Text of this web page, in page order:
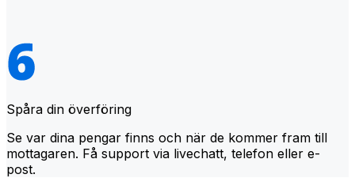
Spåra din överföring
Se var dina pengar finns och när de kommer fram till
mottagaren. Få support via livechatt, telefon eller e-
post.